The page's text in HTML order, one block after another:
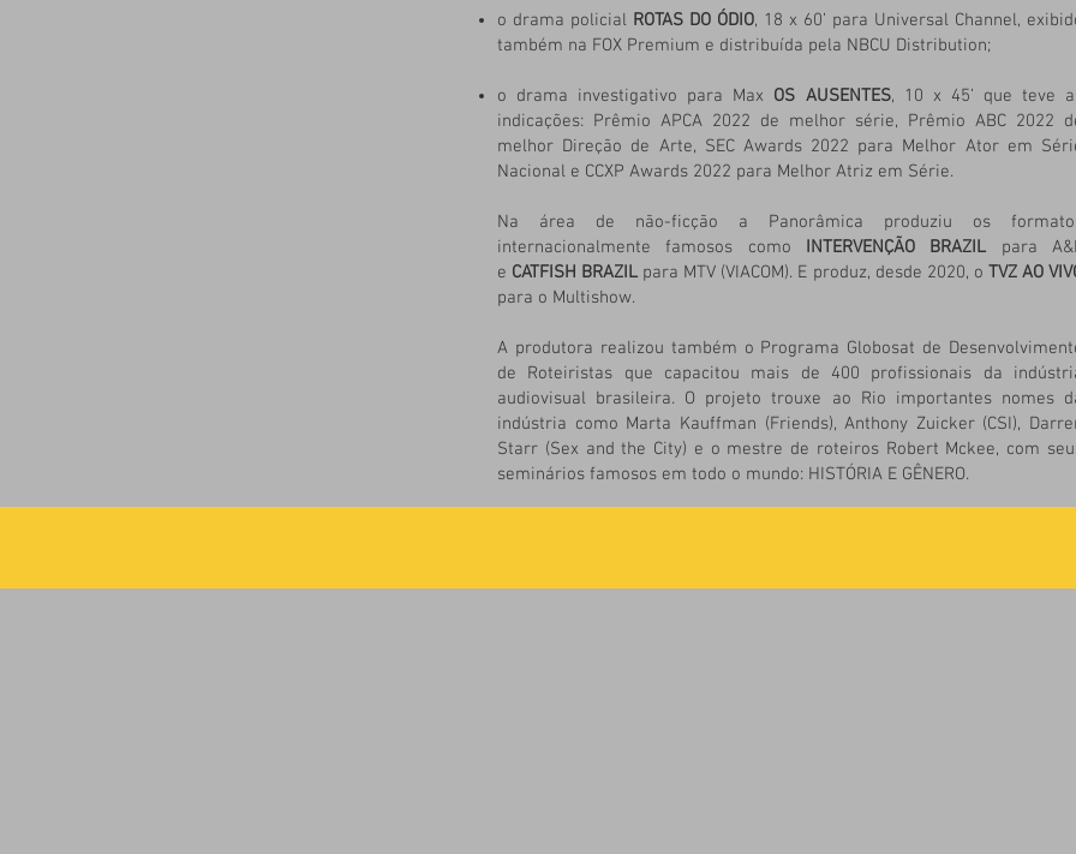
o drama policial ROTAS DO ÓDIO, 18 x 60’ para Universal Channel,
também na FOX Premium e distribuída pela NBCU Distribution;
o drama investigativo para Max OS AUSENTES, 10 x 45’ que teve
indicações: Prêmio APCA 2022 de melhor série, Prêmio ABC 2022
melhor Direção de Arte, SEC Awards 2022 para Melhor Ator em
Nacional e CCXP Awards 2022 para Melhor Atriz em Série.
Na área de não-ficção a Panorâmica produziu os
internacionalmente famosos como INTERVENÇÃO BRAZIL para
e CATFISH BRAZIL para MTV (VIACOM). E produz, desde 2020, o TVZ AO
para o Multishow.
A produtora realizou também o Programa Globosat de
de Roteiristas que capacitou mais de 400 profissionais da
audiovisual brasileira. O projeto trouxe ao Rio importantes nomes
indústria como Marta Kauffman (Friends), Anthony Zuicker (CSI),
Starr (Sex and the City) e o mestre de roteiros Robert Mckee, com
seminários famosos em todo o mundo: HISTÓRIA E GÊNERO.